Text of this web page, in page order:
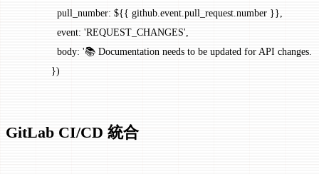
              pull_number: ${{ github.event.pull_request.number }},
              event: 'REQUEST_CHANGES',
body: '📚 Documentation needs to be updated for API
            })
GitLab CI/CD 統合